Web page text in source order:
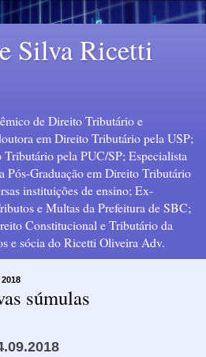
Silva Ricetti
de Direito Tributário e
em Direito Tributário pela USP;
pela PUC/SP; Especialista
Pós-Graduação em Direito Tributário
instituições de ensino; Ex-
e Multas da Prefeitura de SBC;
Constitucional e Tributário da
e sócia do Ricetti Oliveira Adv.
súmulas